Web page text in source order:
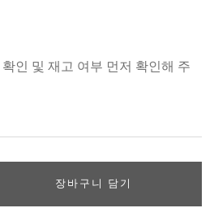
확인 및 재고 여부 먼저 확인해 주
장바구니 담기